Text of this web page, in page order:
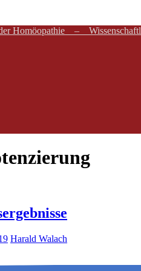
Homöopathie –
Harald Walach